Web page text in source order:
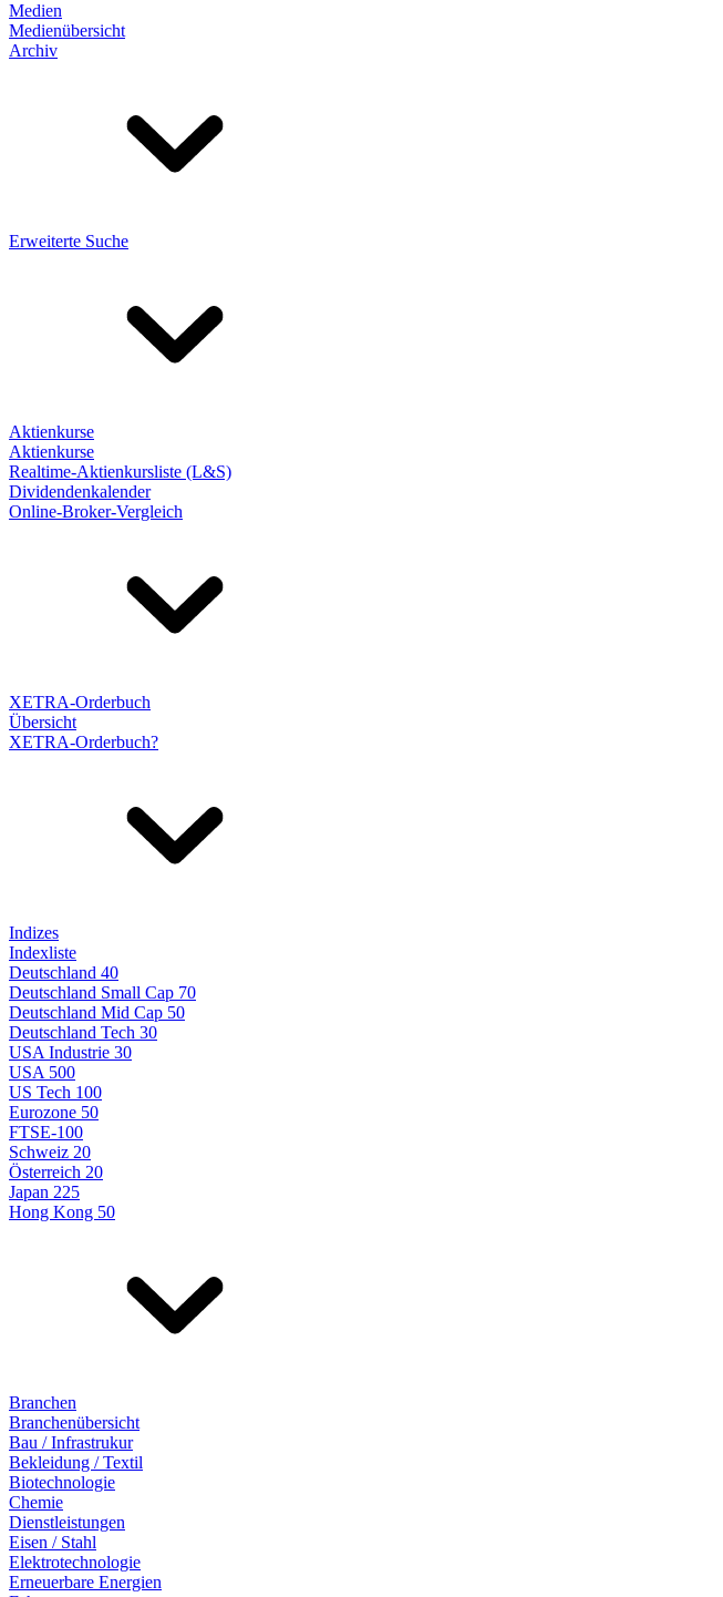
Medien
Medienübersicht
Archiv
Erweiterte Suche
Aktienkurse
Aktienkurse
Realtime-Aktienkursliste (L&S)
Dividendenkalender
Online-Broker-Vergleich
XETRA-Orderbuch
Übersicht
XETRA-Orderbuch?
Indizes
Indexliste
Deutschland 40
Deutschland Small Cap 70
Deutschland Mid Cap 50
Deutschland Tech 30
USA Industrie 30
USA 500
US Tech 100
Eurozone 50
FTSE-100
Schweiz 20
Österreich 20
Japan 225
Hong Kong 50
Branchen
Branchenübersicht
Bau / Infrastrukur
Bekleidung / Textil
Biotechnologie
Chemie
Dienstleistungen
Eisen / Stahl
Elektrotechnologie
Erneuerbare Energien